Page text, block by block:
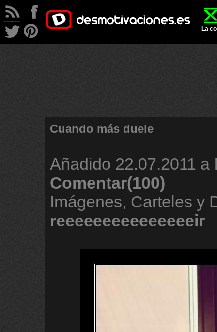
La
Cuando más duele
Añadido 22.07.2011 a
Comentar(100)
Imágenes, Carteles y
reeeeeeeeeeeeeeeir